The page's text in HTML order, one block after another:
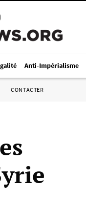
Anti-Impérialisme
CONTACTER